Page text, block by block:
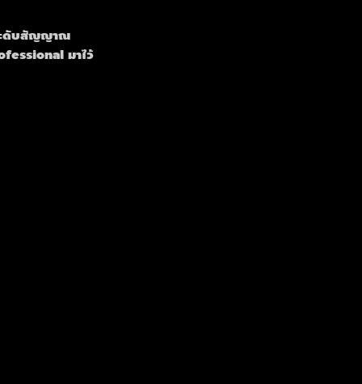
ะดับสัญญาณ
มาไว้